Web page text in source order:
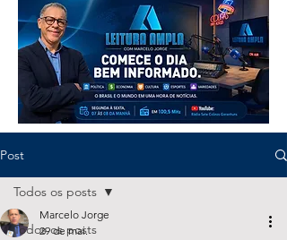
Post
Todos os posts
Todos os posts
Marcelo Jorge
29 de mai.